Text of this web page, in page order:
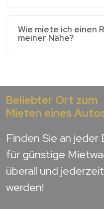
Wie miete ich einen
meiner Nähe?
Beliebter Ort zum
Mieten eines
Finden Sie an jeder
für günstige
überall und
werden!